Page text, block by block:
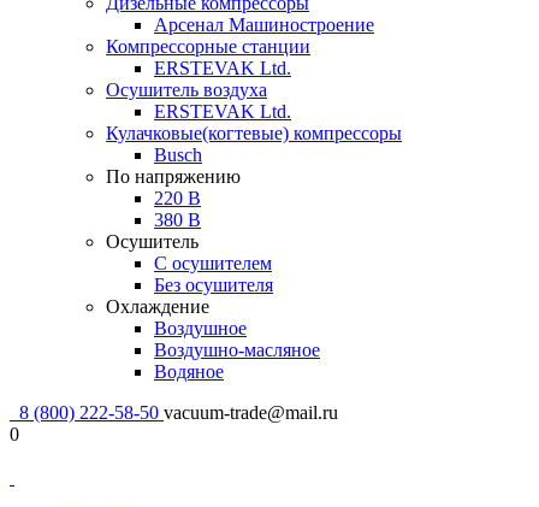
Арсенал Машиностроение
Компрессорные станции
ERSTEVAK Ltd.
Осушитель воздуха
ERSTEVAK Ltd.
Кулачковые(когтевые) компрессоры
Busch
По напряжению
220 В
380 В
Осушитель
С осушителем
Без осушителя
Охлаждение
Воздушное
Воздушно-масляное
Водяное
8 (800) 222-58-50 vacuum-trade@mail.ru
0